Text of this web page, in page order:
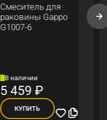
Смеситель для
раковины Gappo
G1007-6
В наличии
5 459₽
КУПИТЬ